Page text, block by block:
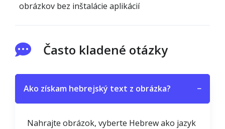
obrázkov bez inštalácie aplikácií
Často kladené otázky
Ako získam hebrejský text z obrázka? −
Nahrajte obrázok, vyberte Hebrew ako jazyk